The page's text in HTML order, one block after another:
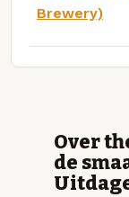
Brewery)
Over
de